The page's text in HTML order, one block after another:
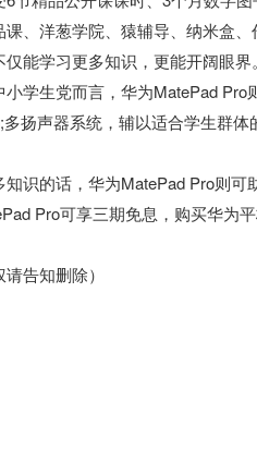
、洋葱学院、猿辅导、纳米盒
能学习更多知识，更能开阔眼界。
学生党而言，华为MatePad
扬声器系统，辅以适合学生群
识的话，华为MatePad Pro则
Pro可享三期免息，购买华为
告知删除）